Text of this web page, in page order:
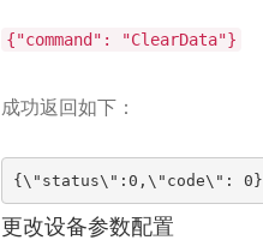
{"command": "ClearData"}
成功返回如下：
{\"status\":0,\"code\": 0}
更改设备参数配置